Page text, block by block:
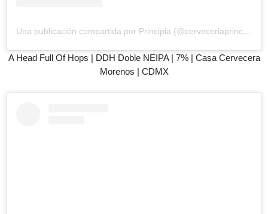
Una publicación compartida por Principia (@cerveceriaprincipia)
A Head Full Of Hops | DDH Doble NEIPA | 7% | Casa Cervecera
Morenos | CDMX